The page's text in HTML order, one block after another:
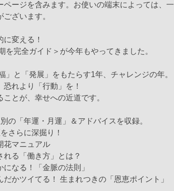
ージを含みます。お使いの端末によっては、一
ざいます。
変える！
を完全ガイド＞が今年もやってきました。
」と「発展」をもたらす1年、チャレンジの年。
れより「行動」を！
とが、幸せへの近道です。
の「年運・月運」＆アドバイスを収録。
さらに深掘り！
花マニュアル
る「働き方」とは？
なる！「金脈の法則」
かツイてる！ 生まれつきの「恩恵ポイント」